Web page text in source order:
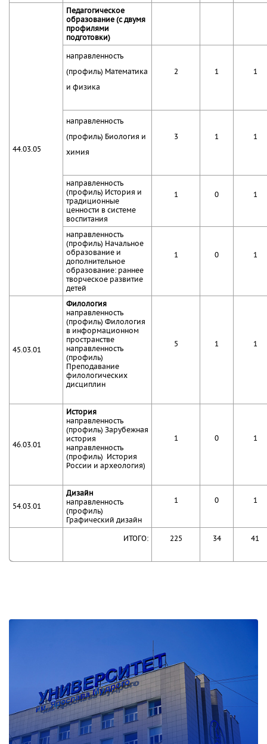
44.03.05
Педагогическое
образование (с двумя
профилями
подготовки)
направленность
(профиль) Математика
и физика
2 1 1
направленность
(профиль) Биология и
химия
3 1 1
направленность
(профиль) История и
традиционные
ценности в системе
воспитания
1 0 1
направленность
(профиль) Начальное
образование и
дополнительное
образование: раннее
творческое развитие
детей
1 0 1
45.03.01
Филология
направленность
(профиль) Филология
в информационном
пространстве
направленность
(профиль)
Преподавание
филологических
дисциплин
5 1 1
46.03.01
История
направленность
(профиль) Зарубежная
история
направленность
(профиль) История
России и археология)
1 0 1
54.03.01
Дизайн
направленность
(профиль)
Графический дизайн
1 0 1
ИТОГО: 225 34 41